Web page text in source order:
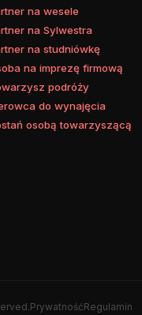
na wesele
na Sylwestra
na studniówkę
na imprezę firmową
podróży
do wynajęcia
osobą towarzyszącą
PrywatnośćRegulamin